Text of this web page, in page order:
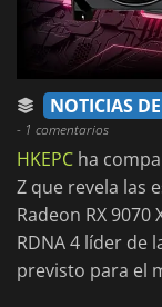
NOTICIAS
- 1 comentarios
HKEPC ha
Z que revela las
Radeon RX 9070
RDNA 4 líder de
previsto para el